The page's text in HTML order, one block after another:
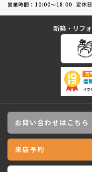
営業時間：10:00〜18:00
定休
新築・リフ
お問い合わせはこちら
来店予約